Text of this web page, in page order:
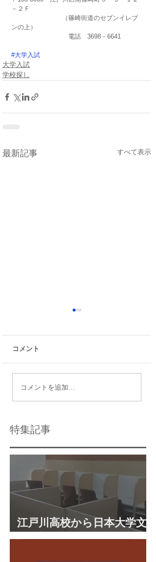
－２Ｆ
（篠崎街道のセブンイレブ
ンの上）
電話　3698－6641
#大学入試
大学入試
学校探し
最新記事 すべて表示
江戸川高校から日本大
コメント
コメントを追加…
特集記事
江戸川高校から日本大学文
理学部に合格 合格体験談